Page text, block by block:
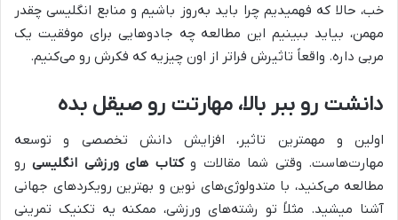
خب، حالا که فهمیدیم چرا باید به‌روز باشیم و منابع انگلیسی چقدر
مهمن، بیاید ببینیم این مطالعه چه جادوهایی برای موفقیت یک
مربی داره. واقعاً تاثیرش فراتر از اون چیزیه که فکرش رو می‌کنیم.
دانشت رو ببر بالا، مهارتت رو صیقل بده
اولین و مهمترین تاثیر، افزایش دانش تخصصی و توسعه
مهارت‌هاست. وقتی شما مقالات وکتاب های ورزشی انگلیسیرو
مطالعه می‌کنید، با متدولوژی‌های نوین و بهترین رویکردهای جهانی
آشنا میشید. مثلاً تو رشته‌های ورزشی، ممکنه یه تکنیک تمرینی